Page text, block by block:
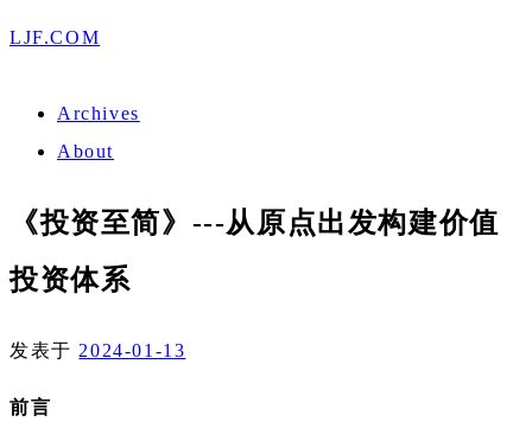
LJF.COM
Archives
About
《投资至简》---从原点出发构建价值
投资体系
发表于 2024-01-13
前言